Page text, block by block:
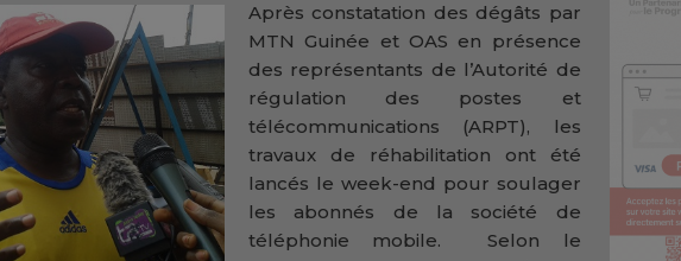
Après constatation des dégâts par
MTN Guinée et OAS en présence
des représentants de l’Autorité de
régulation des postes et
télécommunications (ARPT), les
travaux de réhabilitation ont été
lancés le week-end pour soulager
les abonnés de la société de
téléphonie mobile. Selon le